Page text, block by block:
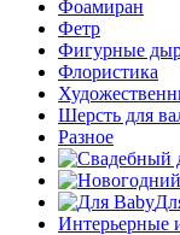
Фоамиран
Фетр
Фигурные
Флористика
Шерсть для
Разное
Интерьерные